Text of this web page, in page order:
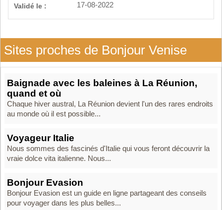
Validé le :
17-08-2022
Sites proches de Bonjour Venise
Baignade avec les baleines à La Réunion,
quand et où
Chaque hiver austral, La Réunion devient l'un des rares endroits
au monde où il est possible...
Voyageur Italie
Nous sommes des fascinés d'Italie qui vous feront découvrir la
vraie dolce vita italienne. Nous...
Bonjour Evasion
Bonjour Evasion est un guide en ligne partageant des conseils
pour voyager dans les plus belles...